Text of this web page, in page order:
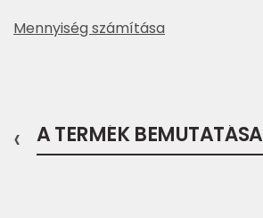
Mennyiség számítása
A TERMÉK BEMUTATÁSA
‹